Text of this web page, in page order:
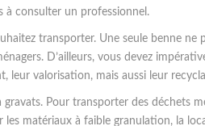
à consulter un professionnel.
transporter. Une seule benne ne
D’ailleurs, vous devez
leur valorisation, mais aussi leur
Pour transporter des déchets
matériaux à faible granulation, la